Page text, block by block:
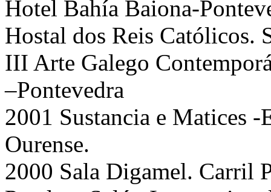
Hotel Bahía Baiona-
Hostal dos Reis Católicos.
III Arte Galego
–Pontevedra
2001 Sustancia e Matices
Ourense.
2000 Sala Digamel. Carril